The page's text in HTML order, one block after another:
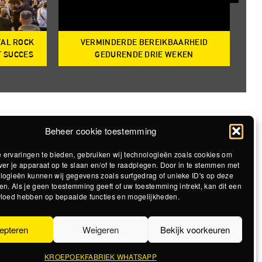
Beheer cookie toestemming
ervaringen te bieden, gebruiken wij technologieën zoals cookies om
je apparaat op te slaan en/of te raadplegen. Door in te stemmen met
kunnen wij gegevens zoals surfgedrag of unieke ID's op deze
Als je geen toestemming geeft of uw toestemming intrekt, kan dit een
hebben op bepaalde functies en mogelijkheden.
Weigeren Bekijk voorkeuren
KROEPOEKFABRIEK WHATSAPP
ROCK
SUCCES
VERMINDERDE BEREIKBAARHEID
GEDURENDE DRIE WEKEN